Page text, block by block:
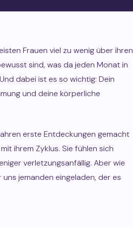
Frauen viel zu wenig über ihren
sind, was da jeden Monat in
dabei ist es so wichtig: Dein
und deine körperliche
erste Entdeckungen gemacht
ihrem Zyklus. Sie fühlen sich
verletzungsanfällig. Aber wie
jemanden eingeladen, der es